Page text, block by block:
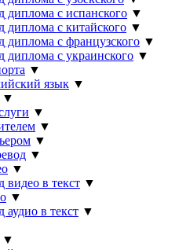
диплома с испанского ▼
диплома с китайского ▼
диплома с французского ▼
диплома с украинского ▼
▼
язык ▼
▼
▼
▼
▼
▼
▼
видео в текст ▼
▼
аудио в текст ▼
▼